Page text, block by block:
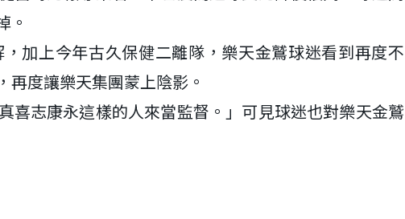
。
加上今年古久保健二離隊，樂天金鷲球迷看到再度不
度讓樂天集團蒙上陰影。
喜志康永這樣的人來當監督。」可見球迷也對樂天金鷲